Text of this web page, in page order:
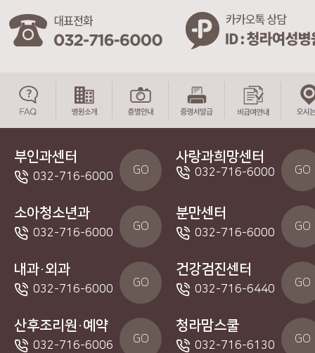
부인과센터
032-716-6000 GO
사랑과희망센터
032-716-6000 GO
소아청소년과
032-716-6000 GO
분만센터
032-716-6000 GO
내과·외과
032-716-6000 GO
건강검진센터
032-716-6440 GO
산후조리원·예약
032-716-6006
GO
청라맘스쿨
032-716-6130 GO